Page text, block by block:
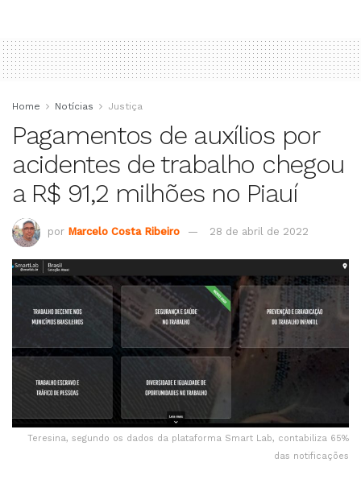
Home Notícias Justiça
Pagamentos de auxílios por
acidentes de trabalho chegou
a R$ 91,2 milhões no Piauí
por Marcelo Costa Ribeiro 28 de abril de 2022
Teresina, segundo os dados da plataforma Smart Lab, contabiliza 65%
das notificações